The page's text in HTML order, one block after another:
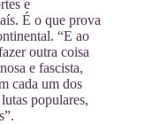
e
É o que prova
“E ao
outra coisa
e fascista,
cada um dos
populares,